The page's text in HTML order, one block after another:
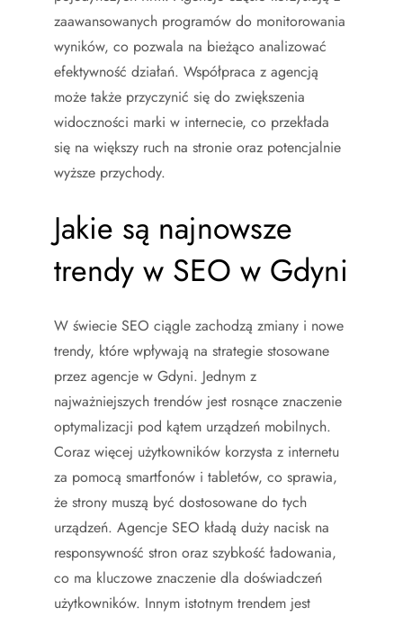
zaawansowanych programów do monitorowania
wyników, co pozwala na bieżąco analizować
efektywność działań. Współpraca z agencją
może także przyczynić się do zwiększenia
widoczności marki w internecie, co przekłada
się na większy ruch na stronie oraz potencjalnie
wyższe przychody.
Jakie są najnowsze
trendy w SEO w Gdyni
W świecie SEO ciągle zachodzą zmiany i nowe
trendy, które wpływają na strategie stosowane
przez agencje w Gdyni. Jednym z
najważniejszych trendów jest rosnące znaczenie
optymalizacji pod kątem urządzeń mobilnych.
Coraz więcej użytkowników korzysta z internetu
za pomocą smartfonów i tabletów, co sprawia,
że strony muszą być dostosowane do tych
urządzeń. Agencje SEO kładą duży nacisk na
responsywność stron oraz szybkość ładowania,
co ma kluczowe znaczenie dla doświadczeń
użytkowników. Innym istotnym trendem jest